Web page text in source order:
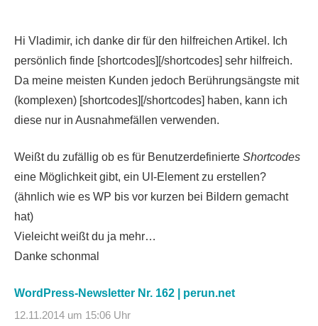
Hi Vladimir, ich danke dir für den hilfreichen Artikel. Ich
persönlich finde [shortcodes][/shortcodes] sehr hilfreich.
Da meine meisten Kunden jedoch Berührungsängste mit
(komplexen) [shortcodes][/shortcodes] haben, kann ich
diese nur in Ausnahmefällen verwenden.
Weißt du zufällig ob es für Benutzerdefinierte Shortcodes
eine Möglichkeit gibt, ein UI-Element zu erstellen?
(ähnlich wie es WP bis vor kurzen bei Bildern gemacht
hat)
Vieleicht weißt du ja mehr…
Danke schonmal
WordPress-Newsletter Nr. 162 | perun.net
12.11.2014 um 15:06 Uhr